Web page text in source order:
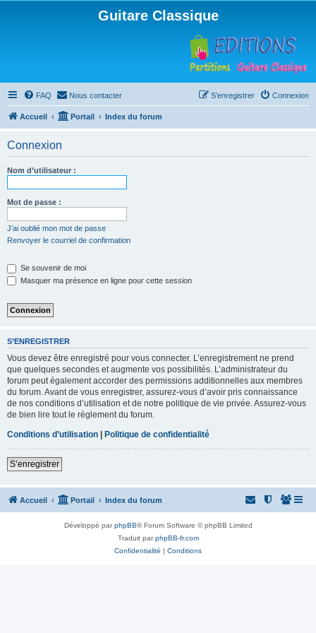
Guitare Classique
FAQ Nous contacter Connexion
S’enregistrer
Accueil Portail Index du forum
Connexion
Nom d’utilisateur :
Mot de passe :
J’ai oublié mon mot de passe
Renvoyer le courriel de confirmation
Se souvenir de moi
Masquer ma présence en ligne pour cette session
S’ENREGISTRER
Vous devez être enregistré pour vous connecter. L’enregistrement ne prend
que quelques secondes et augmente vos possibilités. L’administrateur du
forum peut également accorder des permissions additionnelles aux membres
du forum. Avant de vous enregistrer, assurez-vous d’avoir pris connaissance
de nos conditions d’utilisation et de notre politique de vie privée. Assurez-vous
de bien lire tout le règlement du forum.
Conditions d’utilisation | Politique de confidentialité
S’enregistrer
Accueil Portail Index du forum
Développé parphpBB® Forum Software © phpBB Limited
Traduit parphpBB-fr.com
Confidentialité | Conditions